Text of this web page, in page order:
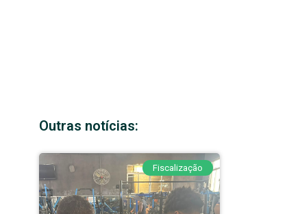
Outras notícias:
Fiscalização